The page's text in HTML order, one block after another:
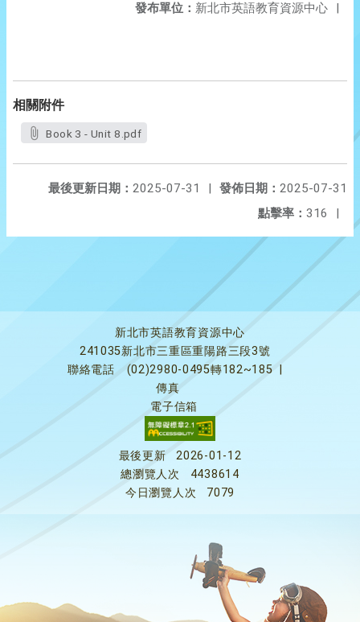
發布單位： 新北市英語教育資源中心 |
相關附件
Book 3 - Unit 8.pdf
發佈日期： 2025-07-31
最後更新日期： 2025-07-31
|
點擊率： 316 |
新北市英語教育資源中心
241035新北市三重區重陽路三段3號
聯絡電話
(02)2980-0495轉182~185
傳真
電子信箱
最後更新
2026-01-12
總瀏覽人次
4438614
今日瀏覽人次
7079